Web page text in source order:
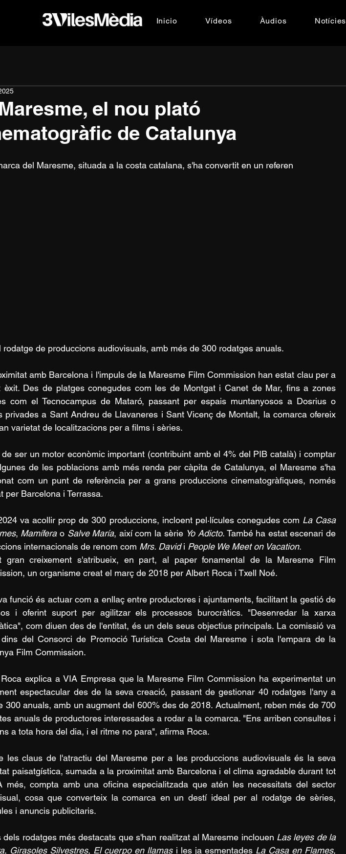
Inicio Vídeos Àudios Notícies
el nou plató
de Catalunya
del Maresme, situada a la costa catalana, s'ha convertit en un referen
rodatge de produccions audiovisuals, amb més de 300 rodatges anuals.
èxit. Des de platges conegudes com les de Montgat i Canet de Mar, fins a zones
com el Tecnocampus de Mataró, passant per espais muntanyosos a Dosrius o
privades a Sant Andreu de Llavaneres i Sant Vicenç de Montalt, la comarca ofereix
varietat de localitzacions per a films i sèries.
ser un motor econòmic important (contribuint amb el 4% del PIB català) i comptar
de les poblacions amb més renda per càpita de Catalunya, el Maresme s'ha
com un punt de referència per a grans produccions cinematogràfiques, només
per Barcelona i Terrassa.
va acollir prop de 300 produccions, incloent pel·lícules conegudes com La Casa
, Mamífera o Salve María, així com la sèrie Yo Adicto. També ha estat escenari de
internacionals de renom com Mrs. David i People We Meet on Vacation.
gran creixement s'atribueix, en part, al paper fonamental de la Maresme Film
un organisme creat el març de 2018 per Albert Roca i Txell Noé.
i oferint suport per agilitzar els processos burocràtics. "Desenredar la xarxa
com diuen des de l'entitat, és un dels seus objectius principals. La comissió va
del Consorci de Promoció Turística Costa del Maresme i sota l'empara de la
Film Commission.
explica a VIA Empresa que la Maresme Film Commission ha experimentat un
espectacular des de la seva creació, passant de gestionar 40 rodatges l'any a
300 anuals, amb un augment del 600% des de 2018. Actualment, reben més de 700
anuals de productores interessades a rodar a la comarca. "Ens arriben consultes i
a tota hora del dia, i el ritme no para", afirma Roca.
les claus de l'atractiu del Maresme per a les produccions audiovisuals és la seva
paisatgística, sumada a la proximitat amb Barcelona i el clima agradable durant tot
més, compta amb una oficina especialitzada que atén les necessitats del sector
cosa que converteix la comarca en un destí ideal per al rodatge de sèries,
i anuncis publicitaris.
dels rodatges més destacats que s'han realitzat al Maresme inclouen Las leyes de la
, Girasoles Silvestres, El cuerpo en llamas i les ja esmentades La Casa en Flames